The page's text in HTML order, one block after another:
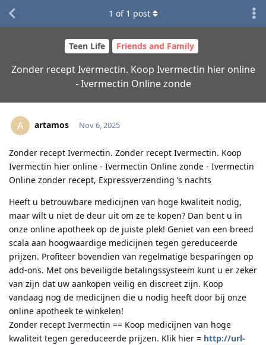
Teen Life Friends and Family
Zonder recept Ivermectin. Koop Ivermectin hier online
- Ivermectin Online zonde
1 of 1 post
A artamos Nov 6, 2025
Zonder recept Ivermectin. Zonder recept Ivermectin. Koop
Ivermectin hier online - Ivermectin Online zonde - Ivermectin
Online zonder recept, Expressverzending ’s nachts
Heeft u betrouwbare medicijnen van hoge kwaliteit nodig,
maar wilt u niet de deur uit om ze te kopen? Dan bent u in
onze online apotheek op de juiste plek! Geniet van een breed
scala aan hoogwaardige medicijnen tegen gereduceerde
prijzen. Profiteer bovendien van regelmatige besparingen op
add-ons. Met ons beveiligde betalingssysteem kunt u er zeker
van zijn dat uw aankopen veilig en discreet zijn. Koop
vandaag nog de medicijnen die u nodig heeft door bij onze
online apotheek te winkelen!
Zonder recept Ivermectin == Koop medicijnen van hoge
kwaliteit tegen gereduceerde prijzen. Klik hier = http://url-